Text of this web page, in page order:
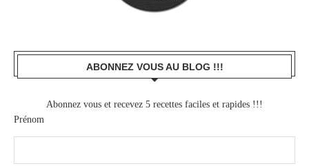
ABONNEZ VOUS AU BLOG !!!
Abonnez vous et recevez 5 recettes faciles et rapides !!!
Prénom